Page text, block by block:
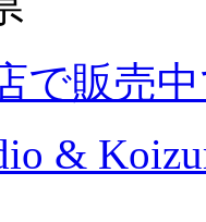
で販売
&